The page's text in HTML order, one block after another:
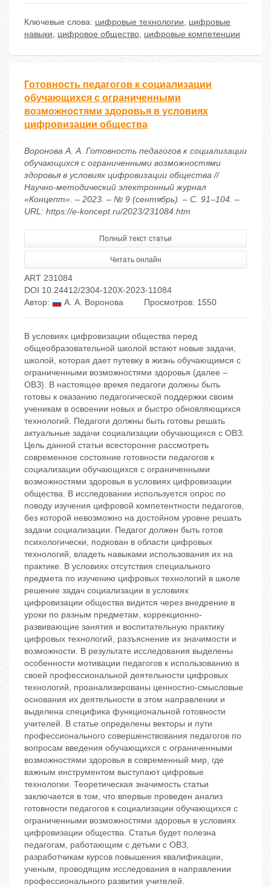
Ключевые слова: цифровые технологии, цифровые
навыки, цифровое общество, цифровые компетенции
Готовность педагогов к социализации
обучающихся с ограниченными
возможностями здоровья в условиях
цифровизации общества
Воронова А. А. Готовность педагогов к социализации
обучающихся с ограниченными возможностями
здоровья в условиях цифровизации общества //
Научно-методический электронный журнал
«Концепт». – 2023. – № 9 (сентябрь). – С. 91–104. –
URL: https://e-koncept.ru/2023/231084.htm
Полный текст статьи
Читать онлайн
ART 231084
DOI 10.24412/2304-120X-2023-11084
Автор:
А. А. Воронова Просмотров: 1550
В условиях цифровизации общества перед
общеобразовательной школой встают новые задачи,
школой, которая дает путевку в жизнь обучающимся с
ограниченными возможностями здоровья (далее –
ОВЗ). В настоящее время педагоги должны быть
готовы к оказанию педагогической поддержки своим
ученикам в освоении новых и быстро обновляющихся
технологий. Педагоги должны быть готовы решать
актуальные задачи социализации обучающихся с ОВЗ.
Цель данной статьи всесторонне рассмотреть
современное состояние готовности педагогов к
социализации обучающихся с ограниченными
возможностями здоровья в условиях цифровизации
общества. В исследовании используется опрос по
поводу изучения цифровой компетентности педагогов,
без которой невозможно на достойном уровне решать
задачи социализации. Педагог должен быть готов
психологически, подкован в области цифровых
технологий, владеть навыками использования их на
практике. В условиях отсутствия специального
предмета по изучению цифровых технологий в школе
решение задач социализации в условиях
цифровизации общества видится через внедрение в
уроки по разным предметам, коррекционно-
развивающие занятия и воспитательную практику
цифровых технологий, разъяснение их значимости и
возможности. В результате исследования выделены
особенности мотивации педагогов к использованию в
своей профессиональной деятельности цифровых
технологий, проанализированы ценностно-смысловые
основания их деятельности в этом направлении и
выделена специфика функциональной готовности
учителей. В статье определены векторы и пути
профессионального совершенствования педагогов по
вопросам введения обучающихся с ограниченными
возможностями здоровья в современный мир, где
важным инструментом выступают цифровые
технологии. Теоретическая значимость статьи
заключается в том, что впервые проведен анализ
готовности педагогов к социализации обучающихся с
ограниченными возможностями здоровья в условиях
цифровизации общества. Статья будет полезна
педагогам, работающим с детьми с ОВЗ,
разработчикам курсов повышения квалификации,
ученым, проводящим исследования в направлении
профессионального развития учителей.